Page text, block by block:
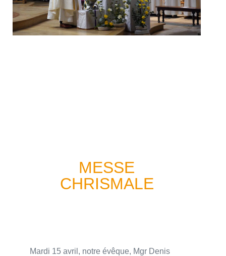
MESSE
CHRISMALE
Mardi 15 avril, notre évêque, Mgr Denis